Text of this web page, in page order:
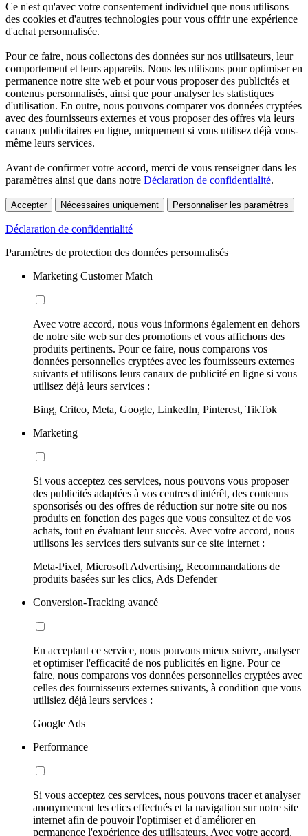
Ce n'est qu'avec votre consentement individuel que nous utilisons
des cookies et d'autres technologies pour vous offrir une expérience
d'achat personnalisée.
Pour ce faire, nous collectons des données sur nos utilisateurs, leur
comportement et leurs appareils. Nous les utilisons pour optimiser en
permanence notre site web et pour vous proposer des publicités et
contenus personnalisés, ainsi que pour analyser les statistiques
d'utilisation. En outre, nous pouvons comparer vos données cryptées
avec des fournisseurs externes et vous proposer des offres via leurs
canaux publicitaires en ligne, uniquement si vous utilisez déjà vous-
même leurs services.
Avant de confirmer votre accord, merci de vous renseigner dans les
paramètres ainsi que dans notre Déclaration de confidentialité.
Accepter Nécessaires uniquement Personnaliser les paramètres
Déclaration de confidentialité
Paramètres de protection des données personnalisés
Marketing Customer Match
Avec votre accord, nous vous informons également en dehors
de notre site web sur des promotions et vous affichons des
produits pertinents. Pour ce faire, nous comparons vos
données personnelles cryptées avec les fournisseurs externes
suivants et utilisons leurs canaux de publicité en ligne si vous
utilisez déjà leurs services :
Bing, Criteo, Meta, Google, LinkedIn, Pinterest, TikTok
Marketing
Si vous acceptez ces services, nous pouvons vous proposer
des publicités adaptées à vos centres d'intérêt, des contenus
sponsorisés ou des offres de réduction sur notre site ou nos
produits en fonction des pages que vous consultez et de vos
achats, tout en évaluant leur succès. Avec votre accord, nous
utilisons les services tiers suivants sur ce site internet :
Meta-Pixel, Microsoft Advertising, Recommandations de
produits basées sur les clics, Ads Defender
Conversion-Tracking avancé
En acceptant ce service, nous pouvons mieux suivre, analyser
et optimiser l'efficacité de nos publicités en ligne. Pour ce
faire, nous comparons vos données personnelles cryptées avec
celles des fournisseurs externes suivants, à condition que vous
utilisiez déjà leurs services :
Google Ads
Performance
Si vous acceptez ces services, nous pouvons tracer et analyser
anonymement les clics effectués et la navigation sur notre site
internet afin de pouvoir l'optimiser et d'améliorer en
permanence l'expérience des utilisateurs. Avec votre accord,